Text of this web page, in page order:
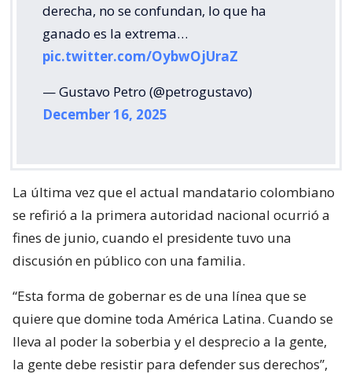
derecha, no se confundan, lo que ha
ganado es la extrema…
pic.twitter.com/OybwOjUraZ
— Gustavo Petro (@petrogustavo)
December 16, 2025
La última vez que el actual mandatario colombiano
se refirió a la primera autoridad nacional ocurrió a
fines de junio, cuando el presidente tuvo una
discusión en público con una familia.
“Esta forma de gobernar es de una línea que se
quiere que domine toda América Latina. Cuando se
lleva al poder la soberbia y el desprecio a la gente,
la gente debe resistir para defender sus derechos”,